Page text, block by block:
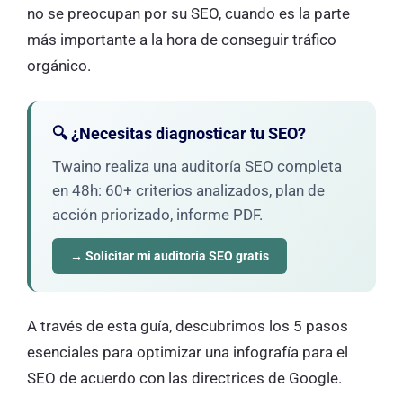
no se preocupan por su SEO, cuando es la parte
más importante a la hora de conseguir tráfico
orgánico.
🔍 ¿Necesitas diagnosticar tu SEO?
Twaino realiza una auditoría SEO completa
en 48h: 60+ criterios analizados, plan de
acción priorizado, informe PDF.
→ Solicitar mi auditoría SEO gratis
A través de esta guía, descubrimos los 5 pasos
esenciales para optimizar una infografía para el
SEO de acuerdo con las directrices de Google.